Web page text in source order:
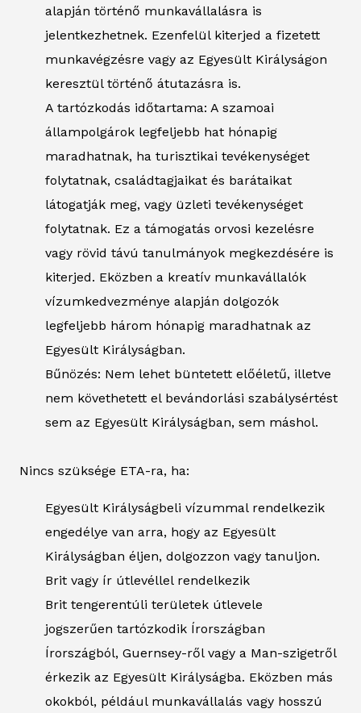
alapján történő munkavállalásra is
jelentkezhetnek. Ezenfelül kiterjed a fizetett
munkavégzésre vagy az Egyesült Királyságon
keresztül történő átutazásra is.
A tartózkodás időtartama: A szamoai
állampolgárok legfeljebb hat hónapig
maradhatnak, ha turisztikai tevékenységet
folytatnak, családtagjaikat és barátaikat
látogatják meg, vagy üzleti tevékenységet
folytatnak. Ez a támogatás orvosi kezelésre
vagy rövid távú tanulmányok megkezdésére is
kiterjed. Eközben a kreatív munkavállalók
vízumkedvezménye alapján dolgozók
legfeljebb három hónapig maradhatnak az
Egyesült Királyságban.
Bűnözés: Nem lehet büntetett előéletű, illetve
nem követhetett el bevándorlási szabálysértést
sem az Egyesült Királyságban, sem máshol.
Nincs szüksége ETA-ra, ha:
Egyesült Királyságbeli vízummal rendelkezik
engedélye van arra, hogy az Egyesült
Királyságban éljen, dolgozzon vagy tanuljon.
Brit vagy ír útlevéllel rendelkezik
Brit tengerentúli területek útlevele
jogszerűen tartózkodik Írországban
Írországból, Guernsey-ről vagy a Man-szigetről
érkezik az Egyesült Királyságba. Eközben más
okokból, például munkavállalás vagy hosszú